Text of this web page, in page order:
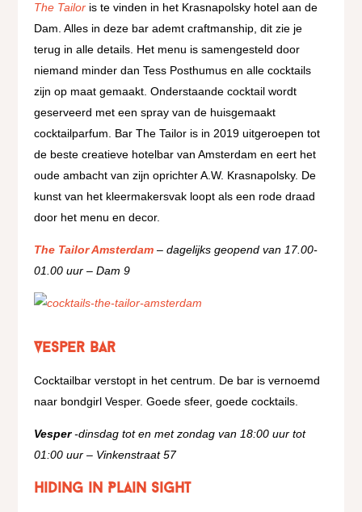
The Tailor is te vinden in het Krasnapolsky hotel aan de
Dam. Alles in deze bar ademt craftmanship, dit zie je
terug in alle details. Het menu is samengesteld door
niemand minder dan Tess Posthumus en alle cocktails
zijn op maat gemaakt. Onderstaande cocktail wordt
geserveerd met een spray van de huisgemaakt
cocktailparfum. Bar The Tailor is in 2019 uitgeroepen tot
de beste creatieve hotelbar van Amsterdam en eert het
oude ambacht van zijn oprichter A.W. Krasnapolsky. De
kunst van het kleermakersvak loopt als een rode draad
door het menu en decor.
The Tailor Amsterdam – dagelijks geopend van 17.00-
01.00 uur – Dam 9
Vesper Bar
Cocktailbar verstopt in het centrum. De bar is vernoemd
naar bondgirl Vesper. Goede sfeer, goede cocktails.
Vesper-dinsdag tot en met zondag van 18:00 uur tot
01:00 uur – Vinkenstraat 57
Hiding in Plain Sight